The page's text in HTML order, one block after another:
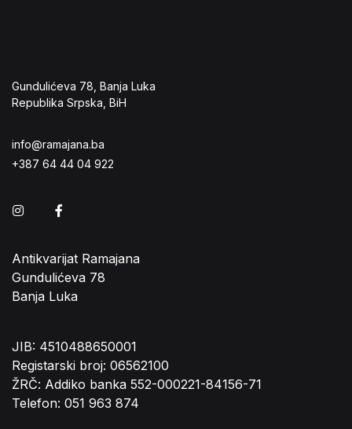
Gundulićeva 78, Banja Luka
Republika Srpska, BiH
info@ramajana.ba
+387 64 44 04 922
Instagram
Antikvarijat Ramajana
Gundulićeva 78
Banja Luka
JIB: 4510488650001
Registarski broj: 06562100
ŽRČ: Addiko banka 552-000221-84156-71
Telefon: 051 963 874